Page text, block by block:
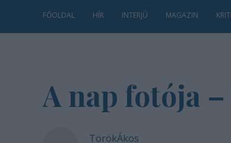
FŐOLDAL HÍR INTERJÚ MAGAZIN
A nap fotója
TörökÁkos